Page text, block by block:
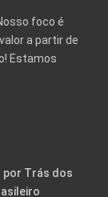
foco é
a partir de
Estamos
por Trás dos